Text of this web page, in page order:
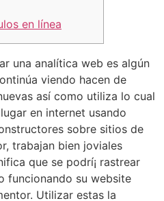
en línea
una analítica web es algún
viendo hacen de
así­ como utiliza lo cual
en internet usando
sobre sitios de
trabajan bien joviales
que se podrí¡ rastrear
funcionando su website
Utilizar estas la